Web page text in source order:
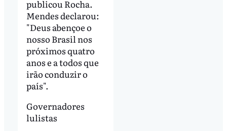
publicou Rocha.
Mendes declarou:
"Deus abençoe o
nosso Brasil nos
próximos quatro
anos e a todos que
irão conduzir o
país".
Governadores
lulistas